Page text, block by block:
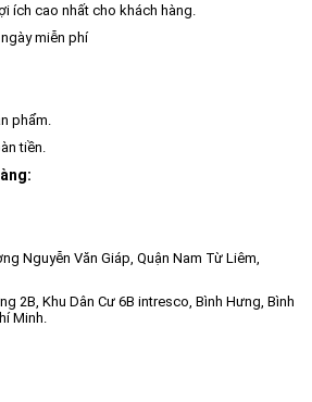
ích cao nhất cho khách hàng.
miễn phí
phẩm.
tiền.
Nguyễn Văn Giáp, Quận Nam Từ Liêm,
2B, Khu Dân Cư 6B intresco, Bình Hưng, Bình
Minh.